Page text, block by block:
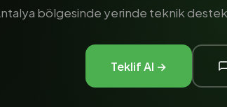
bölgesinde yerinde teknik
Teklif Al →